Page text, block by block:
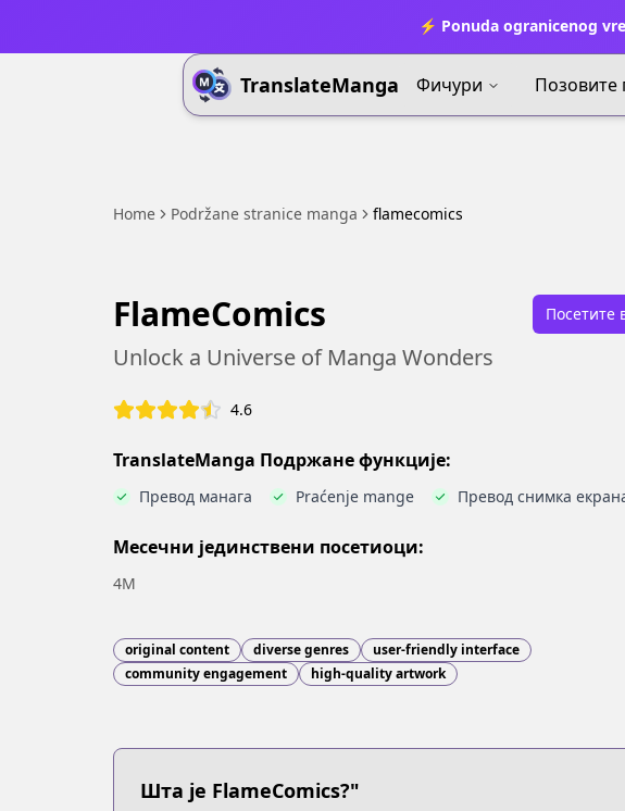
⚡ Ponuda ogranicenog
TranslateManga Фичури Позовите
Home Podržane stranice manga flamecomics
FlameComics Посетите
Unlock a Universe of Manga Wonders
4.6
TranslateManga Подржане функције:
Превод манага Praćenje mange Превод снимка
Месечни јединствени посетиоци:
4M
original content diverse genres
user-friendly interface
community engagement
high-quality artwork
Шта је FlameComics?"